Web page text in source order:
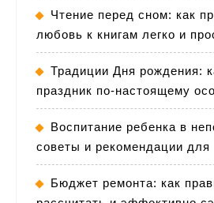
Чтение перед сном: как
любовь к книгам легко и
Традиции Дня рождения:
праздник по-настоящему
Воспитание ребенка в
советы и рекомендации для
Бюджет ремонта: как